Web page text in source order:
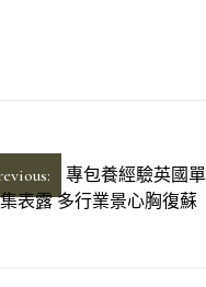
專包養經驗英國
表露 多行業景心胸復蘇